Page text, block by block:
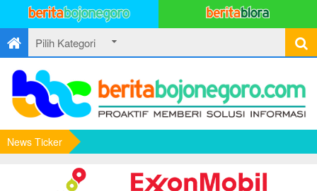
News Ticker